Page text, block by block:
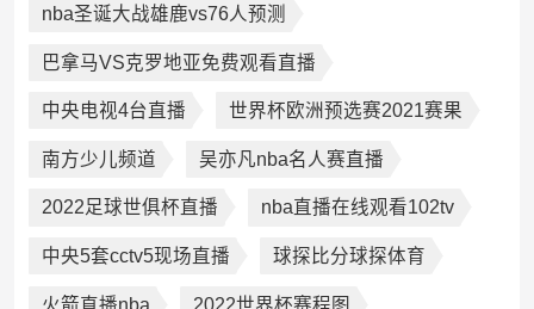
nba圣诞大战雄鹿vs76人预测
巴拿马VS克罗地亚免费观看直播
中央电视4台直播 世界杯欧洲预选赛2021赛果
南方少儿频道 吴亦凡nba名人赛直播
2022足球世俱杯直播 nba直播在线观看102tv
中央5套cctv5现场直播 球探比分球探体育
火箭直播nba 2022世界杯赛程图